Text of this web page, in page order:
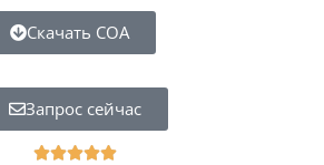
Скачать COA
Запрос сейчас
5